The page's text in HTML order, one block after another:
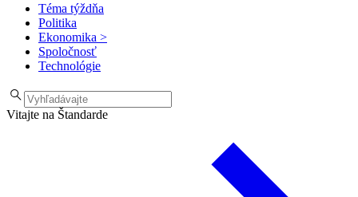
Téma týždňa
Politika
Ekonomika >
Spoločnosť
Technológie
Vitajte na Štandarde